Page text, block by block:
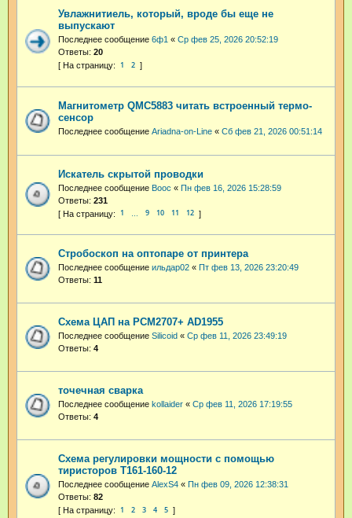
Увлажнитиель, который, вроде бы еще не
выпускают
Последнее сообщение 6ф1 « Ср фев 25, 2026 20:52:19
Ответы: 20
1 2
Магнитометр QMC5883 читать встроенный термо-
сенсор
Последнее сообщение Ariadna-on-Line « Сб фев 21, 2026 00:51:14
Искатель скрытой проводки
Последнее сообщение Booc « Пн фев 16, 2026 15:28:59
Ответы: 231
1 9 10 11 12
Стробоскоп на оптопаре от принтера
Последнее сообщение ильдар02 « Пт фев 13, 2026 23:20:49
Ответы: 11
Схема ЦАП на PCM2707+ AD1955
Последнее сообщение Silicoid « Ср фев 11, 2026 23:49:19
Ответы: 4
точечная сварка
Последнее сообщение kollaider « Ср фев 11, 2026 17:19:55
Ответы: 4
Схема регулировки мощности с помощью
тиристоров Т161-160-12
Последнее сообщение AlexS4 « Пн фев 09, 2026 12:38:31
Ответы: 82
1 2 3 4 5